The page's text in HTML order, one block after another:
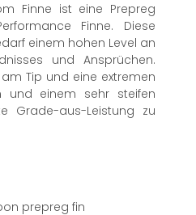
Finne ist eine Prepreg
Finne. Diese
einem hohen Level an
und Ansprüchen.
Tip und eine extremen
und einem sehr steifen
Grade-aus-Leistung zu
prepreg fin